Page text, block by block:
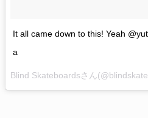
It all came down to this! Yeah
a
Blind Skateboardsさん